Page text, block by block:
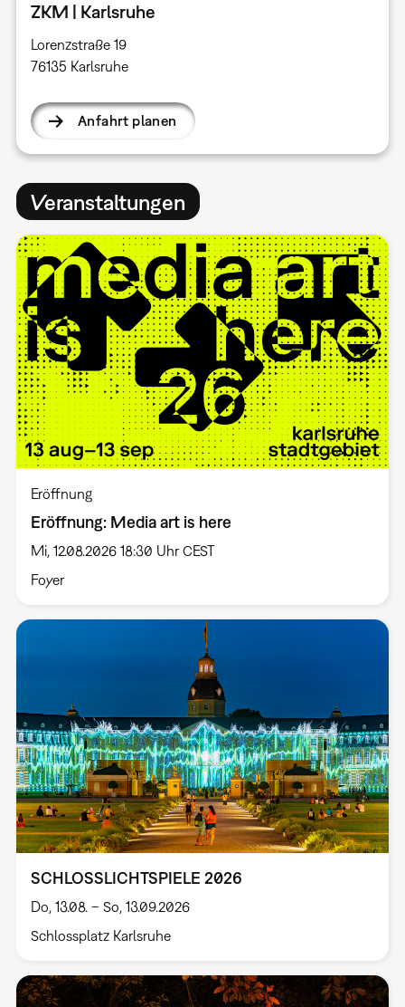
ZKM | Karlsruhe
Lorenzstraße 19
76135 Karlsruhe
Anfahrt planen
Veranstaltungen
Eröffnung
Eröffnung: Media art is here
Mi, 12.08.2026 18:30 Uhr CEST
Foyer
SCHLOSSLICHTSPIELE 2026
Do, 13.08. – So, 13.09.2026
Schlossplatz Karlsruhe